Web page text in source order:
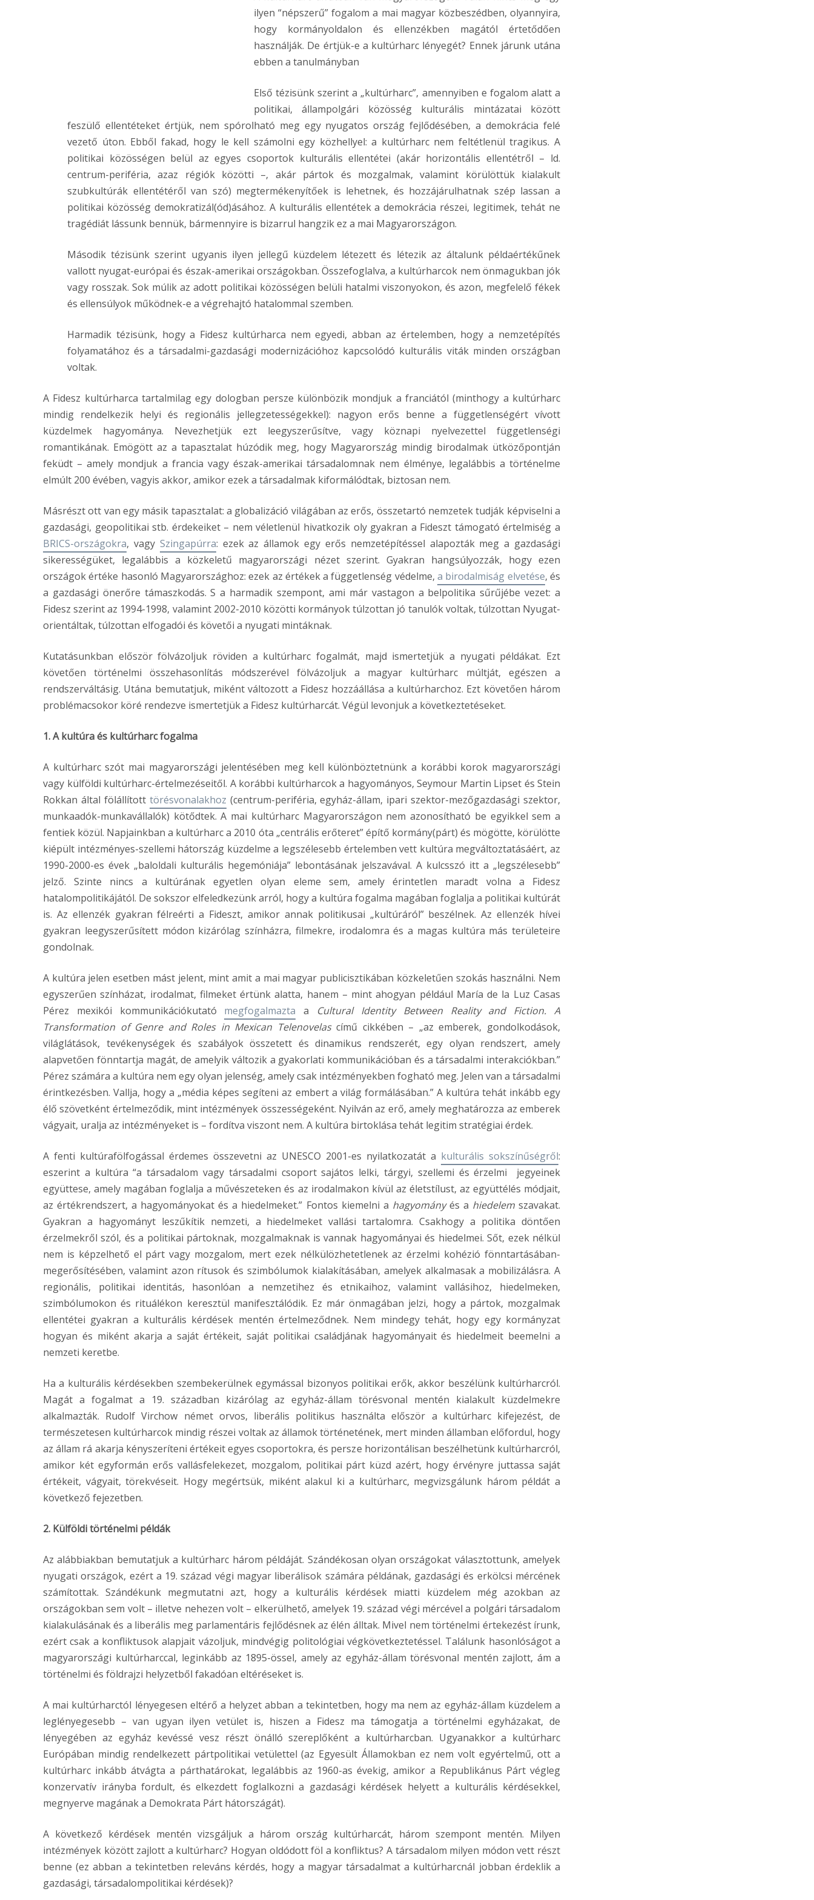
ilyen “népszerű” fogalom a mai magyar közbeszédben, olyannyira,
hogy kormányoldalon és ellenzékben magától értetődően
használják. De értjük-e a kultúrharc lényegét? Ennek járunk utána
ebben a tanulmányban
Első tézisünk szerint a „kultúrharc”, amennyiben e fogalom alatt a
politikai, állampolgári közösség kulturális mintázatai között
feszülő ellentéteket értjük, nem spórolható meg egy nyugatos ország fejlődésében, a demokrácia felé
vezető úton. Ebből fakad, hogy le kell számolni egy közhellyel: a kultúrharc nem feltétlenül tragikus. A
politikai közösségen belül az egyes csoportok kulturális ellentétei (akár horizontális ellentétről – ld.
centrum-periféria, azaz régiók közötti –, akár pártok és mozgalmak, valamint körülöttük kialakult
szubkultúrák ellentétéről van szó) megtermékenyítőek is lehetnek, és hozzájárulhatnak szép lassan a
politikai közösség demokratizál(ód)ásához. A kulturális ellentétek a demokrácia részei, legitimek, tehát ne
tragédiát lássunk bennük, bármennyire is bizarrul hangzik ez a mai Magyarországon.
Második tézisünk szerint ugyanis ilyen jellegű küzdelem létezett és létezik az általunk példaértékűnek
vallott nyugat-európai és észak-amerikai országokban. Összefoglalva, a kultúrharcok nem önmagukban jók
vagy rosszak. Sok múlik az adott politikai közösségen belüli hatalmi viszonyokon, és azon, megfelelő fékek
és ellensúlyok működnek-e a végrehajtó hatalommal szemben.
Harmadik tézisünk, hogy a Fidesz kultúrharca nem egyedi, abban az értelemben, hogy a nemzetépítés
folyamatához és a társadalmi-gazdasági modernizációhoz kapcsolódó kulturális viták minden országban
voltak.
A Fidesz kultúrharca tartalmilag egy dologban persze különbözik mondjuk a franciától (minthogy a kultúrharc
mindig rendelkezik helyi és regionális jellegzetességekkel): nagyon erős benne a függetlenségért vívott
küzdelmek hagyománya. Nevezhetjük ezt leegyszerűsítve, vagy köznapi nyelvezettel függetlenségi
romantikának. Emögött az a tapasztalat húzódik meg, hogy Magyarország mindig birodalmak ütközőpontján
feküdt – amely mondjuk a francia vagy észak-amerikai társadalomnak nem élménye, legalábbis a történelme
elmúlt 200 évében, vagyis akkor, amikor ezek a társadalmak kiformálódtak, biztosan nem.
Másrészt ott van egy másik tapasztalat: a globalizáció világában az erős, összetartó nemzetek tudják képviselni a
gazdasági, geopolitikai stb. érdekeiket – nem véletlenül hivatkozik oly gyakran a Fideszt támogató értelmiség a
BRICS-országokra, vagy Szingapúrra: ezek az államok egy erős nemzetépítéssel alapozták meg a gazdasági
sikerességüket, legalábbis a közkeletű magyarországi nézet szerint. Gyakran hangsúlyozzák, hogy ezen
országok értéke hasonló Magyarországhoz: ezek az értékek a függetlenség védelme,a birodalmiság elvetése, és
a gazdasági önerőre támaszkodás. S a harmadik szempont, ami már vastagon a belpolitika sűrűjébe vezet: a
Fidesz szerint az 1994-1998, valamint 2002-2010 közötti kormányok túlzottan jó tanulók voltak, túlzottan Nyugat-
orientáltak, túlzottan elfogadói és követői a nyugati mintáknak.
Kutatásunkban először fölvázoljuk röviden a kultúrharc fogalmát, majd ismertetjük a nyugati példákat. Ezt
követően történelmi összehasonlítás módszerével fölvázoljuk a magyar kultúrharc múltját, egészen a
rendszerváltásig. Utána bemutatjuk, miként változott a Fidesz hozzáállása a kultúrharchoz. Ezt követően három
problémacsokor köré rendezve ismertetjük a Fidesz kultúrharcát. Végül levonjuk a következtetéseket.
1. A kultúra és kultúrharc fogalma
A kultúrharc szót mai magyarországi jelentésében meg kell különböztetnünk a korábbi korok magyarországi
vagy külföldi kultúrharc-értelmezéseitől. A korábbi kultúrharcok a hagyományos, Seymour Martin Lipset és Stein
Rokkan által fölállított törésvonalakhoz (centrum-periféria, egyház-állam, ipari szektor-mezőgazdasági szektor,
munkaadók-munkavállalók) kötődtek. A mai kultúrharc Magyarországon nem azonosítható be egyikkel sem a
fentiek közül. Napjainkban a kultúrharc a 2010 óta „centrális erőteret” építő kormány(párt) és mögötte, körülötte
kiépült intézményes-szellemi hátország küzdelme a legszélesebb értelemben vett kultúra megváltoztatásáért, az
1990-2000-es évek „baloldali kulturális hegemóniája” lebontásának jelszavával. A kulcsszó itt a „legszélesebb”
jelző. Szinte nincs a kultúrának egyetlen olyan eleme sem, amely érintetlen maradt volna a Fidesz
hatalompolitikájától. De sokszor elfeledkezünk arról, hogy a kultúra fogalma magában foglalja a politikai kultúrát
is. Az ellenzék gyakran félreérti a Fideszt, amikor annak politikusai „kultúráról” beszélnek. Az ellenzék hívei
gyakran leegyszerűsített módon kizárólag színházra, filmekre, irodalomra és a magas kultúra más területeire
gondolnak.
A kultúra jelen esetben mást jelent, mint amit a mai magyar publicisztikában közkeletűen szokás használni. Nem
egyszerűen színházat, irodalmat, filmeket értünk alatta, hanem – mint ahogyan például María de la Luz Casas
Pérez mexikói kommunikációkutató megfogalmazta a Cultural Identity Between Reality and Fiction. A
Transformation of Genre and Roles in Mexican Telenovelascímű cikkében – „az emberek, gondolkodások,
világlátások, tevékenységek és szabályok összetett és dinamikus rendszerét, egy olyan rendszert, amely
alapvetően fönntartja magát, de amelyik változik a gyakorlati kommunikációban és a társadalmi interakciókban.”
Pérez számára a kultúra nem egy olyan jelenség, amely csak intézményekben fogható meg. Jelen van a társadalmi
érintkezésben. Vallja, hogy a „média képes segíteni az embert a világ formálásában.” A kultúra tehát inkább egy
élő szövetként értelmeződik, mint intézmények összességeként. Nyilván az erő, amely meghatározza az emberek
vágyait, uralja az intézményeket is – fordítva viszont nem. A kultúra birtoklása tehát legitim stratégiai érdek.
A fenti kultúrafölfogással érdemes összevetni az UNESCO 2001-es nyilatkozatát a kulturális sokszínűségről:
eszerint a kultúra “a társadalom vagy társadalmi csoport sajátos lelki, tárgyi, szellemi és érzelmi jegyeinek
együttese, amely magában foglalja a művészeteken és az irodalmakon kívül az életstílust, az együttélés módjait,
az értékrendszert, a hagyományokat és a hiedelmeket.” Fontos kiemelni a hagyományés a hiedelemszavakat.
Gyakran a hagyományt leszűkítik nemzeti, a hiedelmeket vallási tartalomra. Csakhogy a politika döntően
érzelmekről szól, és a politikai pártoknak, mozgalmaknak is vannak hagyományai és hiedelmei. Sőt, ezek nélkül
nem is képzelhető el párt vagy mozgalom, mert ezek nélkülözhetetlenek az érzelmi kohézió fönntartásában-
megerősítésében, valamint azon rítusok és szimbólumok kialakításában, amelyek alkalmasak a mobilizálásra. A
regionális, politikai identitás, hasonlóan a nemzetihez és etnikaihoz, valamint vallásihoz, hiedelmeken,
szimbólumokon és rituálékon keresztül manifesztálódik. Ez már önmagában jelzi, hogy a pártok, mozgalmak
ellentétei gyakran a kulturális kérdések mentén értelmeződnek. Nem mindegy tehát, hogy egy kormányzat
hogyan és miként akarja a saját értékeit, saját politikai családjának hagyományait és hiedelmeit beemelni a
nemzeti keretbe.
Ha a kulturális kérdésekben szembekerülnek egymással bizonyos politikai erők, akkor beszélünk kultúrharcról.
Magát a fogalmat a 19. században kizárólag az egyház-állam törésvonal mentén kialakult küzdelmekre
alkalmazták. Rudolf Virchow német orvos, liberális politikus használta először a kultúrharc kifejezést, de
természetesen kultúrharcok mindig részei voltak az államok történetének, mert minden államban előfordul, hogy
az állam rá akarja kényszeríteni értékeit egyes csoportokra, és persze horizontálisan beszélhetünk kultúrharcról,
amikor két egyformán erős vallásfelekezet, mozgalom, politikai párt küzd azért, hogy érvényre juttassa saját
értékeit, vágyait, törekvéseit. Hogy megértsük, miként alakul ki a kultúrharc, megvizsgálunk három példát a
következő fejezetben.
2. Külföldi történelmi példák
Az alábbiakban bemutatjuk a kultúrharc három példáját. Szándékosan olyan országokat választottunk, amelyek
nyugati országok, ezért a 19. század végi magyar liberálisok számára példának, gazdasági és erkölcsi mércének
számítottak. Szándékunk megmutatni azt, hogy a kulturális kérdések miatti küzdelem még azokban az
országokban sem volt – illetve nehezen volt – elkerülhető, amelyek 19. század végi mércével a polgári társadalom
kialakulásának és a liberális meg parlamentáris fejlődésnek az élén álltak. Mivel nem történelmi értekezést írunk,
ezért csak a konfliktusok alapjait vázoljuk, mindvégig politológiai végkövetkeztetéssel. Találunk hasonlóságot a
magyarországi kultúrharccal, leginkább az 1895-össel, amely az egyház-állam törésvonal mentén zajlott, ám a
történelmi és földrajzi helyzetből fakadóan eltéréseket is.
A mai kultúrharctól lényegesen eltérő a helyzet abban a tekintetben, hogy ma nem az egyház-állam küzdelem a
leglényegesebb – van ugyan ilyen vetület is, hiszen a Fidesz ma támogatja a történelmi egyházakat, de
lényegében az egyház kevéssé vesz részt önálló szereplőként a kultúrharcban. Ugyanakkor a kultúrharc
Európában mindig rendelkezett pártpolitikai vetülettel (az Egyesült Államokban ez nem volt egyértelmű, ott a
kultúrharc inkább átvágta a párthatárokat, legalábbis az 1960-as évekig, amikor a Republikánus Párt végleg
konzervatív irányba fordult, és elkezdett foglalkozni a gazdasági kérdések helyett a kulturális kérdésekkel,
megnyerve magának a Demokrata Párt hátországát).
A következő kérdések mentén vizsgáljuk a három ország kultúrharcát, három szempont mentén. Milyen
intézmények között zajlott a kultúrharc? Hogyan oldódott föl a konfliktus? A társadalom milyen módon vett részt
benne (ez abban a tekintetben releváns kérdés, hogy a magyar társadalmat a kultúrharcnál jobban érdeklik a
gazdasági, társadalompolitikai kérdések)?